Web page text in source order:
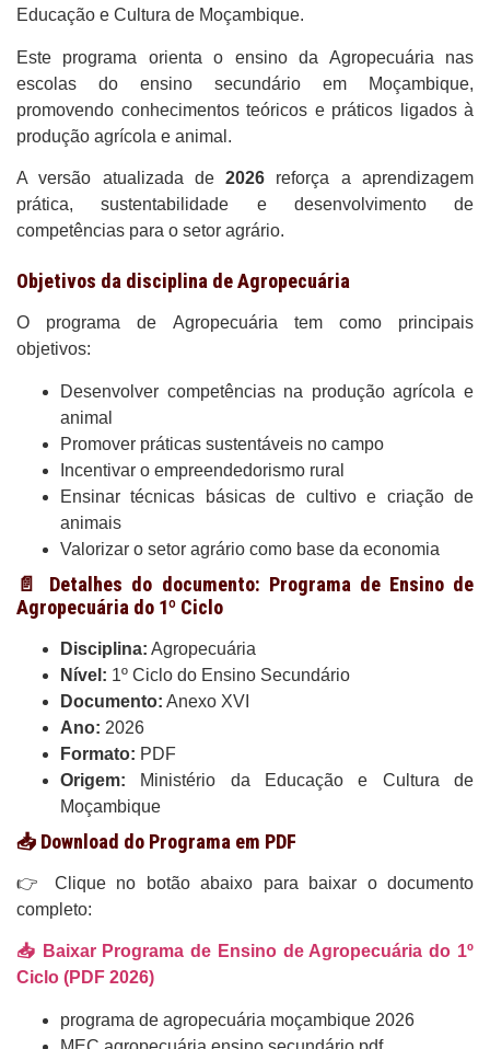
Educação e Cultura de Moçambique.
Este programa orienta o ensino da Agropecuária nas
escolas do ensino secundário em Moçambique,
promovendo conhecimentos teóricos e práticos ligados à
produção agrícola e animal.
A versão atualizada de2026 reforça a aprendizagem
prática, sustentabilidade e desenvolvimento de
competências para o setor agrário.
Objetivos da disciplina de Agropecuária
O programa de Agropecuária tem como principais
objetivos:
Desenvolver competências na produção agrícola e
animal
Promover práticas sustentáveis no campo
Incentivar o empreendedorismo rural
Ensinar técnicas básicas de cultivo e criação de
animais
Valorizar o setor agrário como base da economia
📄 Detalhes do documento: Programa de Ensino de
Agropecuária do 1º Ciclo
Disciplina: Agropecuária
Nível: 1º Ciclo do Ensino Secundário
Documento: Anexo XVI
Ano: 2026
Formato: PDF
Origem:
Ministério da Educação e Cultura de
Moçambique
📥 Download do Programa em PDF
👉 Clique no botão abaixo para baixar o documento
completo:
📥 Baixar Programa de Ensino de Agropecuária do 1º
Ciclo (PDF 2026)
programa de agropecuária moçambique 2026